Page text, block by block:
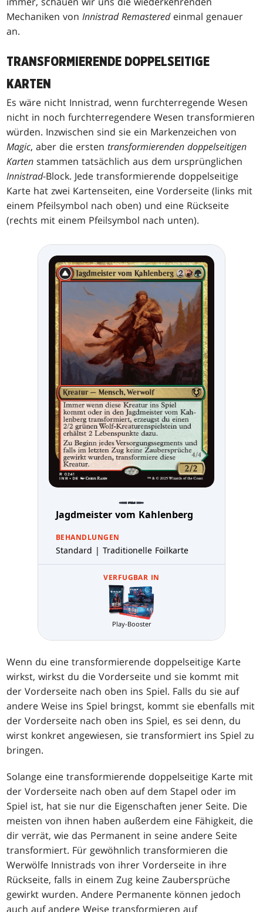
Mechaniken vonInnistrad Remasteredeinmal genauer
an.
TRANSFORMIERENDE DOPPELSEITIGE
KARTEN
Es wäre nicht Innistrad, wenn furchterregende Wesen
nicht in noch furchterregendere Wesen transformieren
würden. Inzwischen sind sie ein Markenzeichen von
Magic, aber die erstentransformierenden doppelseitigen
Karten stammen tatsächlich aus dem ursprünglichen
Innistrad-Block. Jede transformierende doppelseitige
Karte hat zwei Kartenseiten, eine Vorderseite (links mit
einem Pfeilsymbol nach oben) und eine Rückseite
(rechts mit einem Pfeilsymbol nach unten).
Jagdmeister vom Kahlenberg
BEHANDLUNGEN
Standard | Traditionelle Foilkarte
VERFUGBAR IN
Play-Booster
Wenn du eine transformierende doppelseitige Karte
wirkst, wirkst du die Vorderseite und sie kommt mit
der Vorderseite nach oben ins Spiel. Falls du sie auf
andere Weise ins Spiel bringst, kommt sie ebenfalls mit
der Vorderseite nach oben ins Spiel, es sei denn, du
wirst konkret angewiesen, sie transformiert ins Spiel zu
bringen.
Solange eine transformierende doppelseitige Karte mit
der Vorderseite nach oben auf dem Stapel oder im
Spiel ist, hat sie nur die Eigenschaften jener Seite. Die
meisten von ihnen haben außerdem eine Fähigkeit, die
dir verrät, wie das Permanent in seine andere Seite
transformiert. Für gewöhnlich transformieren die
Werwölfe Innistrads von ihrer Vorderseite in ihre
Rückseite, falls in einem Zug keine Zaubersprüche
gewirkt wurden. Andere Permanente können jedoch
auch auf andere Weise transformieren auf